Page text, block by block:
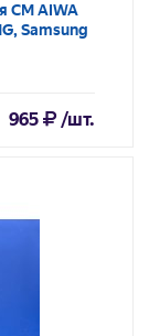
СМ AIWA
Samsung
965 /шт.